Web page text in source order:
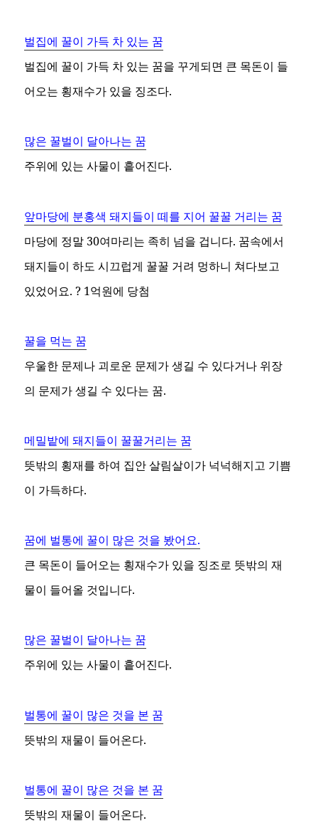
벌집에 꿀이 가득 차 있는 꿈
벌집에 꿀이 가득 차 있는 꿈을 꾸게되면 큰 목돈이 들
어오는 횡재수가 있을 징조다.
많은 꿀벌이 달아나는 꿈
주위에 있는 사물이 흩어진다.
앞마당에 분홍색 돼지들이 떼를 지어 꿀꿀 거리는 꿈
마당에 정말 30여마리는 족히 넘을 겁니다. 꿈속에서
돼지들이 하도 시끄럽게 꿀꿀 거려 멍하니 쳐다보고
있었어요. ? 1억원에 당첨
꿀을 먹는 꿈
우울한 문제나 괴로운 문제가 생길 수 있다거나 위장
의 문제가 생길 수 있다는 꿈.
메밀밭에 돼지들이 꿀꿀거리는 꿈
뜻밖의 횡재를 하여 집안 살림살이가 넉넉해지고 기쁨
이 가득하다.
꿈에 벌통에 꿀이 많은 것을 봤어요.
큰 목돈이 들어오는 횡재수가 있을 징조로 뜻밖의 재
물이 들어올 것입니다.
많은 꿀벌이 달아나는 꿈
주위에 있는 사물이 흩어진다.
벌통에 꿀이 많은 것을 본 꿈
뜻밖의 재물이 들어온다.
벌통에 꿀이 많은 것을 본 꿈
뜻밖의 재물이 들어온다.